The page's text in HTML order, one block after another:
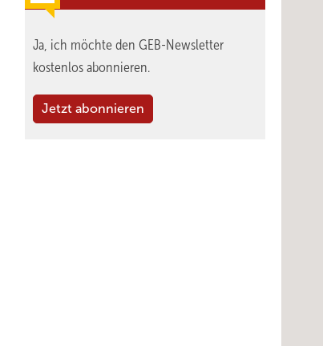
Ja, ich möchte den GEB-Newsletter
kostenlos abonnieren.
Jetzt abonnieren